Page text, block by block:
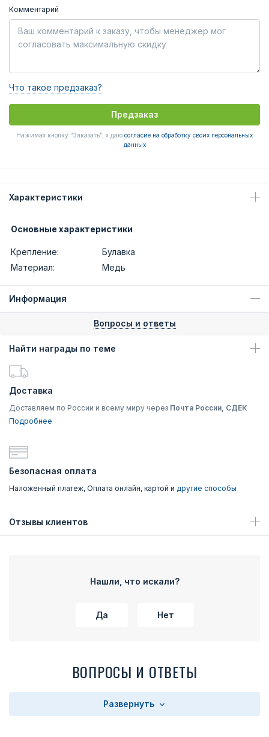
Комментарий
Что такое предзаказ?
Предзаказ
Нажимая кнопку "Заказать", я даю согласие на обработку своих персональных
данных
Характеристики
Основные характеристики
Крепление:
Булавка
Материал:
Медь
Информация
Вопросы и ответы
Найти награды по теме
Доставка
Доставляем по России и всему миру через Почта России, СДЕК
Подробнее
Безопасная оплата
Наложенный платеж, Оплата онлайн, картой и другие способы
Отзывы клиентов
Нашли, что искали?
Да Нет
ВОПРОСЫ И ОТВЕТЫ
Развернуть